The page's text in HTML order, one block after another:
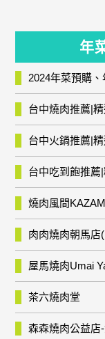
年
台中燒肉推薦|
台中吃到飽推薦
燒肉風間
肉肉燒肉朝馬店
屋馬燒肉Umai
茶六燒肉堂
森森燒肉公益店